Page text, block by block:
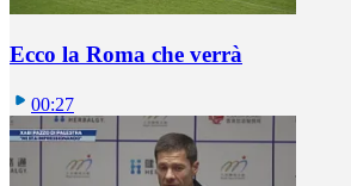
Ecco la Roma che verrà
00:27